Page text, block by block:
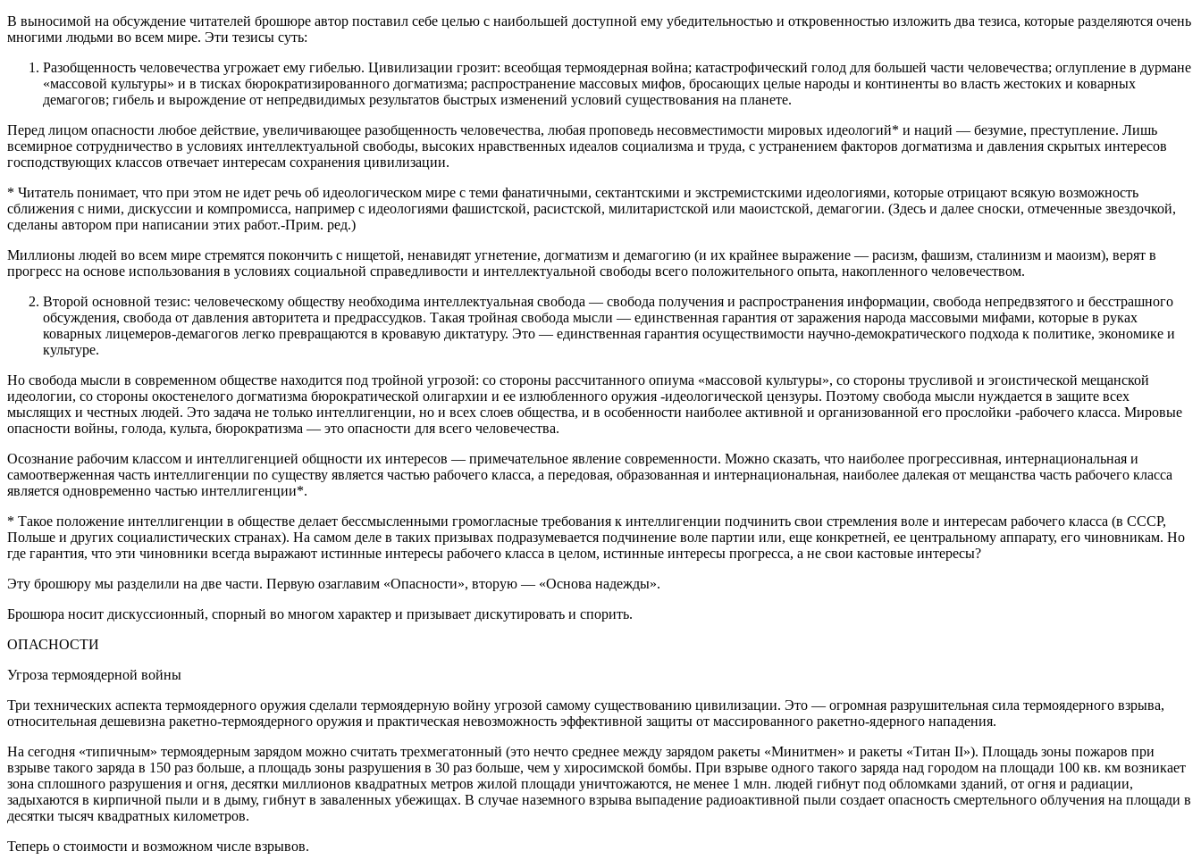
В выносимой на обсуждение читателей брошюре автор поставил себе целью с наибольшей доступной ему убедительностью и откровенностью изложить два тезиса, которые разделяются очень
многими людьми во всем мире. Эти тезисы суть:
Разобщенность человечества угрожает ему гибелью. Цивилизации грозит: всеобщая термоядерная война; катастрофический голод для большей части человечества; оглупление в дурмане
«массовой культуры» и в тисках бюрократизированного догматизма; распространение массовых мифов, бросающих целые народы и континенты во власть жестоких и коварных
демагогов; гибель и вырождение от непредвидимых результатов быстрых изменений условий существования на планете.
Перед лицом опасности любое действие, увеличивающее разобщенность человечества, любая проповедь несовместимости мировых идеологий* и наций — безумие, преступление. Лишь
всемирное сотрудничество в условиях интеллектуальной свободы, высоких нравственных идеалов социализма и труда, с устранением факторов догматизма и давления скрытых интересов
господствующих классов отвечает интересам сохранения цивилизации.
* Читатель понимает, что при этом не идет речь об идеологическом мире с теми фанатичными, сектантскими и экстремистскими идеологиями, которые отрицают всякую возможность
сближения с ними, дискуссии и компромисса, например с идеологиями фашистской, расистской, милитаристской или маоистской, демагогии. (Здесь и далее сноски, отмеченные звездочкой,
сделаны автором при написании этих работ.-Прим. ред.)
Миллионы людей во всем мире стремятся покончить с нищетой, ненавидят угнетение, догматизм и демагогию (и их крайнее выражение — расизм, фашизм, сталинизм и маоизм), верят в
прогресс на основе использования в условиях социальной справедливости и интеллектуальной свободы всего положительного опыта, накопленного человечеством.
Второй основной тезис: человеческому обществу необходима интеллектуальная свобода — свобода получения и распространения информации, свобода непредвзятого и бесстрашного
обсуждения, свобода от давления авторитета и предрассудков. Такая тройная свобода мысли — единственная гарантия от заражения народа массовыми мифами, которые в руках
коварных лицемеров-демагогов легко превращаются в кровавую диктатуру. Это — единственная гарантия осуществимости научно-демократического подхода к политике, экономике и
культуре.
Но свобода мысли в современном обществе находится под тройной угрозой: со стороны рассчитанного опиума «массовой культуры», со стороны трусливой и эгоистической мещанской
идеологии, со стороны окостенелого догматизма бюрократической олигархии и ее излюбленного оружия -идеологической цензуры. Поэтому свобода мысли нуждается в защите всех
мыслящих и честных людей. Это задача не только интеллигенции, но и всех слоев общества, и в особенности наиболее активной и организованной его прослойки -рабочего класса. Мировые
опасности войны, голода, культа, бюрократизма — это опасности для всего человечества.
Осознание рабочим классом и интеллигенцией общности их интересов — примечательное явление современности. Можно сказать, что наиболее прогрессивная, интернациональная и
самоотверженная часть интеллигенции по существу является частью рабочего класса, а передовая, образованная и интернациональная, наиболее далекая от мещанства часть рабочего класса
является одновременно частью интеллигенции*.
* Такое положение интеллигенции в обществе делает бессмысленными громогласные требования к интеллигенции подчинить свои стремления воле и интересам рабочего класса (в СССР,
Польше и других социалистических странах). На самом деле в таких призывах подразумевается подчинение воле партии или, еще конкретней, ее центральному аппарату, его чиновникам. Но
где гарантия, что эти чиновники всегда выражают истинные интересы рабочего класса в целом, истинные интересы прогресса, а не свои кастовые интересы?
Эту брошюру мы разделили на две части. Первую озаглавим «Опасности», вторую — «Основа надежды».
Брошюра носит дискуссионный, спорный во многом характер и призывает дискутировать и спорить.
ОПАСНОСТИ
Угроза термоядерной войны
Три технических аспекта термоядерного оружия сделали термоядерную войну угрозой самому существованию цивилизации. Это — огромная разрушительная сила термоядерного взрыва,
относительная дешевизна ракетно-термоядерного оружия и практическая невозможность эффективной защиты от массированного ракетно-ядерного нападения.
На сегодня «типичным» термоядерным зарядом можно считать трехмегатонный (это нечто среднее между зарядом ракеты «Минитмен» и ракеты «Титан II»). Площадь зоны пожаров при
взрыве такого заряда в 150 раз больше, а площадь зоны разрушения в 30 раз больше, чем у хиросимской бомбы. При взрыве одного такого заряда над городом на площади 100 кв. км возникает
зона сплошного разрушения и огня, десятки миллионов квадратных метров жилой площади уничтожаются, не менее 1 млн. людей гибнут под обломками зданий, от огня и радиации,
задыхаются в кирпичной пыли и в дыму, гибнут в заваленных убежищах. В случае наземного взрыва выпадение радиоактивной пыли создает опасность смертельного облучения на площади в
десятки тысяч квадратных километров.
Теперь о стоимости и возможном числе взрывов.